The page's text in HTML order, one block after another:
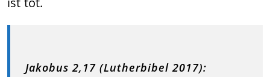
Jakobus 2,17 (Lutherbibel 2017):